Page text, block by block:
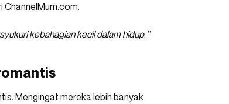
ChannelMum.com.
kebahagian kecil dalam hidup. ”
Mengingat mereka lebih banyak